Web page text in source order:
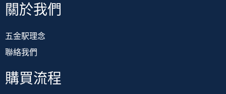
關於我們
五金駅理念
聯絡我們
購買流程